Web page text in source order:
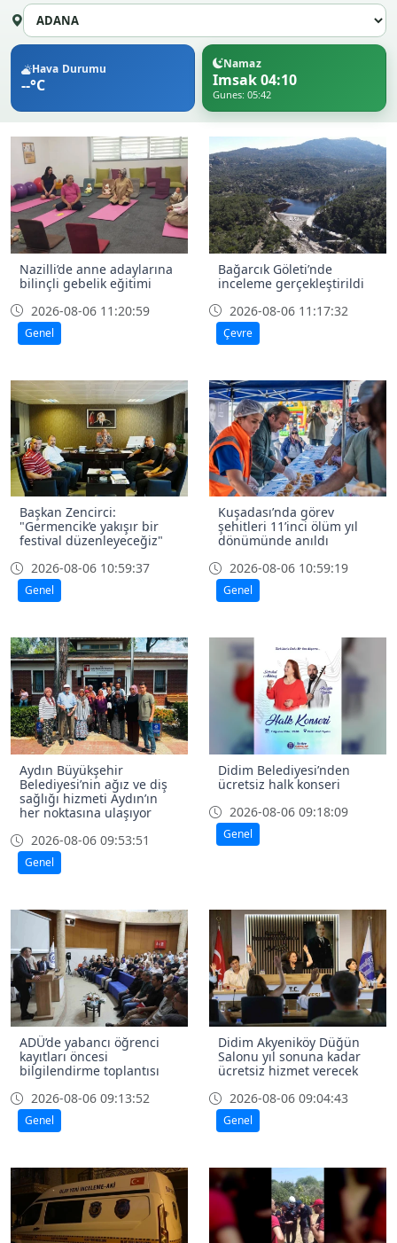
Hava Durumu
--°C
Namaz
Imsak 04:10
Gunes: 05:42
Nazilli’de anne adaylarına
bilinçli gebelik eğitimi
2026-08-06 11:20:59
Genel
Bağarcık Göleti’nde
inceleme gerçekleştirildi
2026-08-06 11:17:32
Çevre
Başkan Zencirci:
"Germencik’e yakışır bir
festival düzenleyeceğiz"
2026-08-06 10:59:37
Genel
Kuşadası’nda görev
şehitleri 11’inci ölüm yıl
dönümünde anıldı
2026-08-06 10:59:19
Genel
Aydın Büyükşehir
Belediyesi’nin ağız ve diş
sağlığı hizmeti Aydın’ın
her noktasına ulaşıyor
2026-08-06 09:53:51
Genel
Didim Belediyesi’nden
ücretsiz halk konseri
2026-08-06 09:18:09
Genel
ADÜ’de yabancı öğrenci
kayıtları öncesi
bilgilendirme toplantısı
2026-08-06 09:13:52
Genel
Didim Akyeniköy Düğün
Salonu yıl sonuna kadar
ücretsiz hizmet verecek
2026-08-06 09:04:43
Genel